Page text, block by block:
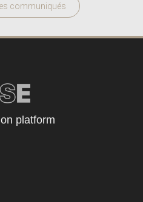
communiqués
platform